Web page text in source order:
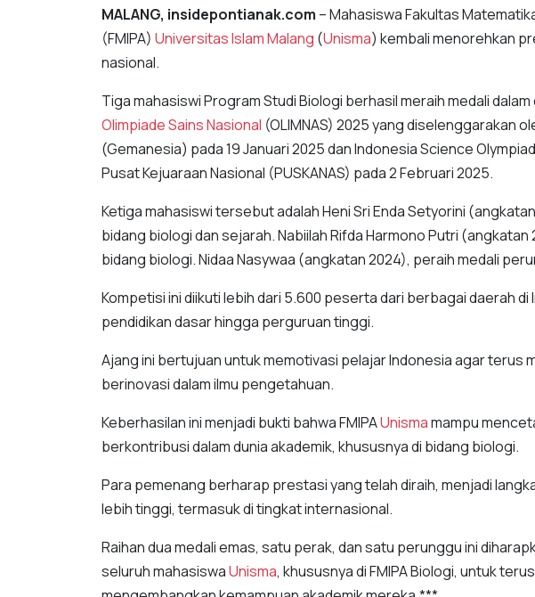
MALANG, insidepontianak.com – Mahasiswa Fakultas
(FMIPA) Universitas Islam Malang (Unisma) kembali menorehkan
nasional.
Tiga mahasiswi Program Studi Biologi berhasil meraih medali
Olimpiade Sains Nasional (OLIMNAS) 2025 yang diselenggarakan
(Gemanesia) pada 19 Januari 2025 dan Indonesia Science
Pusat Kejuaraan Nasional (PUSKANAS) pada 2 Februari 2025.
Ketiga mahasiswi tersebut adalah Heni Sri Enda Setyorini
bidang biologi dan sejarah. Nabiilah Rifda Harmono Putri
bidang biologi. Nidaa Nasywaa (angkatan 2024), peraih medali
Kompetisi ini diikuti lebih dari 5.600 peserta dari berbagai daerah
pendidikan dasar hingga perguruan tinggi.
Ajang ini bertujuan untuk memotivasi pelajar Indonesia agar terus
berinovasi dalam ilmu pengetahuan.
Keberhasilan ini menjadi bukti bahwa FMIPAUnismamampu
berkontribusi dalam dunia akademik, khususnya di bidang biologi.
Para pemenang berharap prestasi yang telah diraih, menjadi
lebih tinggi, termasuk di tingkat internasional.
Raihan dua medali emas, satu perak, dan satu perunggu ini
seluruh mahasiswaUnisma, khususnya di FMIPA Biologi, untuk